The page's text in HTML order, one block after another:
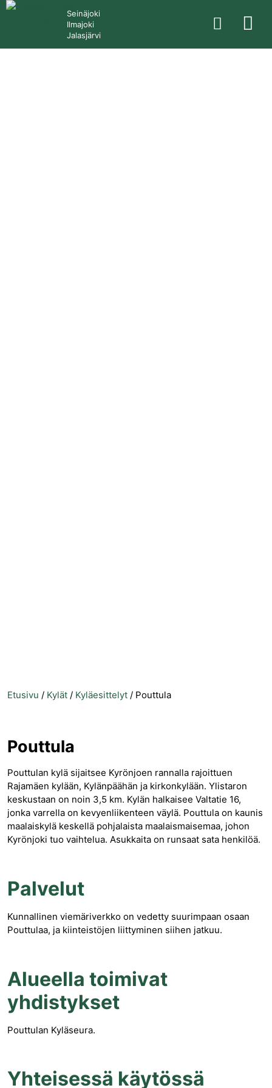
Seinäjoki
Ilmajoki
Jalasjärvi
Etusivu / Kylät / Kyläesittelyt / Pouttula
Pouttula
Pouttulan kylä sijaitsee Kyrönjoen rannalla rajoittuen
Rajamäen kylään, Kylänpäähän ja kirkonkylään. Ylistaron
keskustaan on noin 3,5 km. Kylän halkaisee Valtatie 16,
jonka varrella on kevyenliikenteen väylä. Pouttula on kaunis
maalaiskylä keskellä pohjalaista maalaismaisemaa, johon
Kyrönjoki tuo vaihtelua. Asukkaita on runsaat sata henkilöä.
Palvelut
Kunnallinen viemäriverkko on vedetty suurimpaan osaan
Pouttulaa, ja kiinteistöjen liittyminen siihen jatkuu.
Alueella toimivat
yhdistykset
Pouttulan Kyläseura.
Yhteisessä käytössä